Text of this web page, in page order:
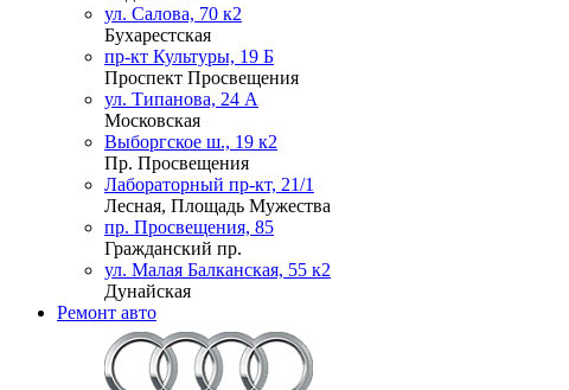
ул. Салова, 70 к2
Бухарестская
пр-кт Культуры, 19 Б
Проспект Просвещения
ул. Типанова, 24 А
Московская
Выборгское ш., 19 к2
Пр. Просвещения
Лабораторный пр-кт, 21/1
Лесная, Площадь Мужества
пр. Просвещения, 85
Гражданский пр.
ул. Малая Балканская, 55 к2
Дунайская
Ремонт авто